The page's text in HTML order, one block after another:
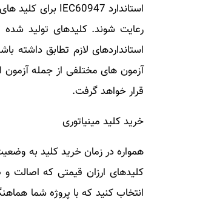
رعایت شوند. کلیدهای تولید
استانداردهای لازم تطابق داشته
آزمون های مختلفی از جمله آزمون
قرار خواهد گرفت.
خرید کلید مینیاتوری
همواره در زمان خرید کلید به
کلیدهای ارزان قیمتی که اصالت
انتخاب کنید که با پروژه شما